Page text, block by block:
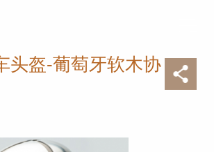
头盔-葡萄牙软木协